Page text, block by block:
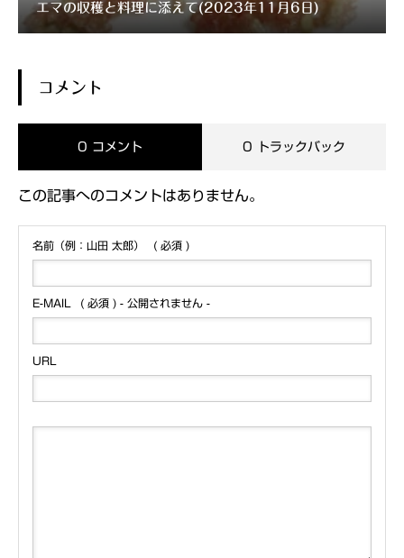
エマの収穫と料理に添えて(2023年11月6日)
コメント
0 コメント 0 トラックバック
この記事へのコメントはありません。
名前（例：山田 太郎） ( 必須 )
E-MAIL ( 必須 ) - 公開されません -
URL